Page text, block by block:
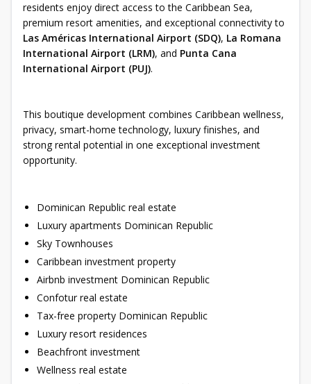
residents enjoy direct access to the Caribbean Sea,
premium resort amenities, and exceptional connectivity to
Las Américas International Airport (SDQ), La Romana
International Airport (LRM), and Punta Cana
International Airport (PUJ).
This boutique development combines Caribbean wellness,
privacy, smart-home technology, luxury finishes, and
strong rental potential in one exceptional investment
opportunity.
Dominican Republic real estate
Luxury apartments Dominican Republic
Sky Townhouses
Caribbean investment property
Airbnb investment Dominican Republic
Confotur real estate
Tax-free property Dominican Republic
Luxury resort residences
Beachfront investment
Wellness real estate